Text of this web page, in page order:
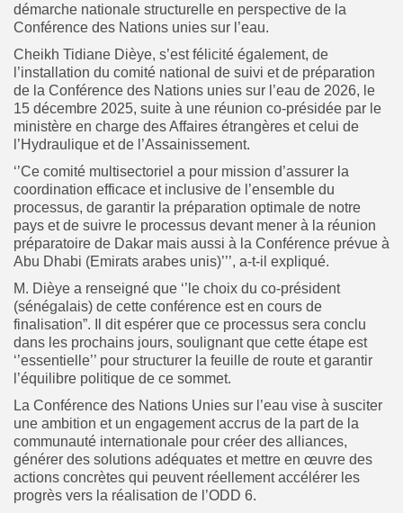
démarche nationale structurelle en perspective de la
Conférence des Nations unies sur l’eau.
Cheikh Tidiane Dièye, s’est félicité également, de
l’installation du comité national de suivi et de préparation
de la Conférence des Nations unies sur l’eau de 2026, le
15 décembre 2025, suite à une réunion co-présidée par le
ministère en charge des Affaires étrangères et celui de
l’Hydraulique et de l’Assainissement.
‘’Ce comité multisectoriel a pour mission d’assurer la
coordination efficace et inclusive de l’ensemble du
processus, de garantir la préparation optimale de notre
pays et de suivre le processus devant mener à la réunion
préparatoire de Dakar mais aussi à la Conférence prévue à
Abu Dhabi (Emirats arabes unis)’’’, a-t-il expliqué.
M. Dièye a renseigné que ‘’le choix du co-président
(sénégalais) de cette conférence est en cours de
finalisation”. Il dit espérer que ce processus sera conclu
dans les prochains jours, soulignant que cette étape est
‘’essentielle’’ pour structurer la feuille de route et garantir
l’équilibre politique de ce sommet.
La Conférence des Nations Unies sur l’eau vise à susciter
une ambition et un engagement accrus de la part de la
communauté internationale pour créer des alliances,
générer des solutions adéquates et mettre en œuvre des
actions concrètes qui peuvent réellement accélérer les
progrès vers la réalisation de l’ODD 6.